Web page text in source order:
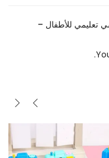
تعليمي للأطفال –